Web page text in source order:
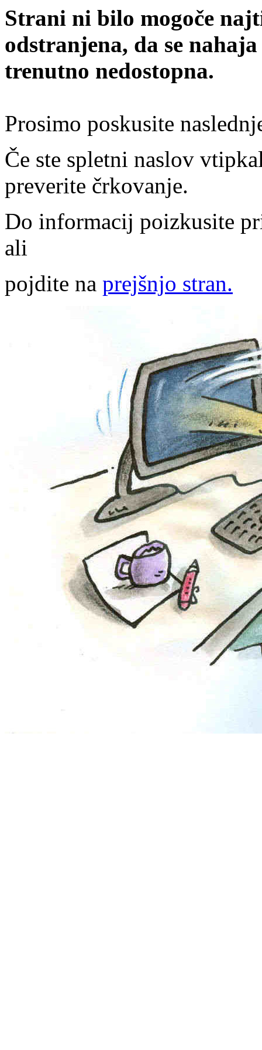
Strani ni bilo mogoče
odstranjena, da se
trenutno nedostopna.
Prosimo poskusite
Če ste spletni naslov
preverite črkovanje.
Do informacij poizkusite
ali
pojdite na prejšnjo stran.